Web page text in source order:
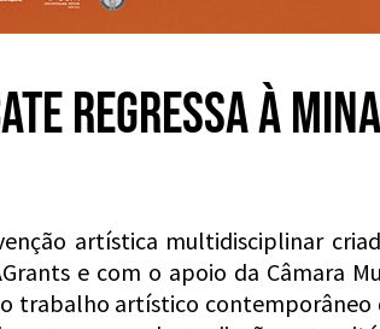
REGRESSA À
artística multidisciplinar
e com o apoio da Câmara
trabalho artístico